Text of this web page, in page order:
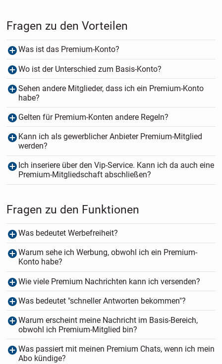
Fragen zu den Vorteilen
Was ist das Premium-Konto?
Wo ist der Unterschied zum Basis-Konto?
Sehen andere Mitglieder, dass ich ein Premium-Konto
habe?
Gelten für Premium-Konten andere Regeln?
Kann ich als gewerblicher Anbieter Premium-Mitglied
werden?
Ich inseriere über den Vip-Service. Kann ich da auch eine
Premium-Mitgliedschaft abschließen?
Fragen zu den Funktionen
Was bedeutet Werbefreiheit?
Warum sehe ich Werbung, obwohl ich ein Premium-
Konto habe?
Wie viele Premium Nachrichten kann ich versenden?
Was bedeutet "schneller Antworten bekommen"?
Warum erscheint meine Nachricht im Basis-Bereich,
obwohl ich Premium-Mitglied bin?
Was passiert mit meinen Premium Chats, wenn ich mein
Abo kündige?